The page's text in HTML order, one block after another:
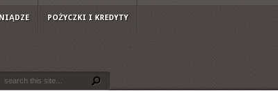
POŻYCZKI I KREDYTY